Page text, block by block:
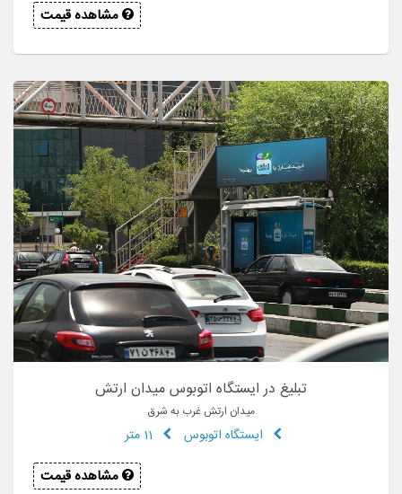
مشاهده قیمت
تبلیغ در ایستگاه اتوبوس میدان ارتش
میدان ارتش غرب به شرق
ایستگاه اتوبوس
مشاهده قیمت